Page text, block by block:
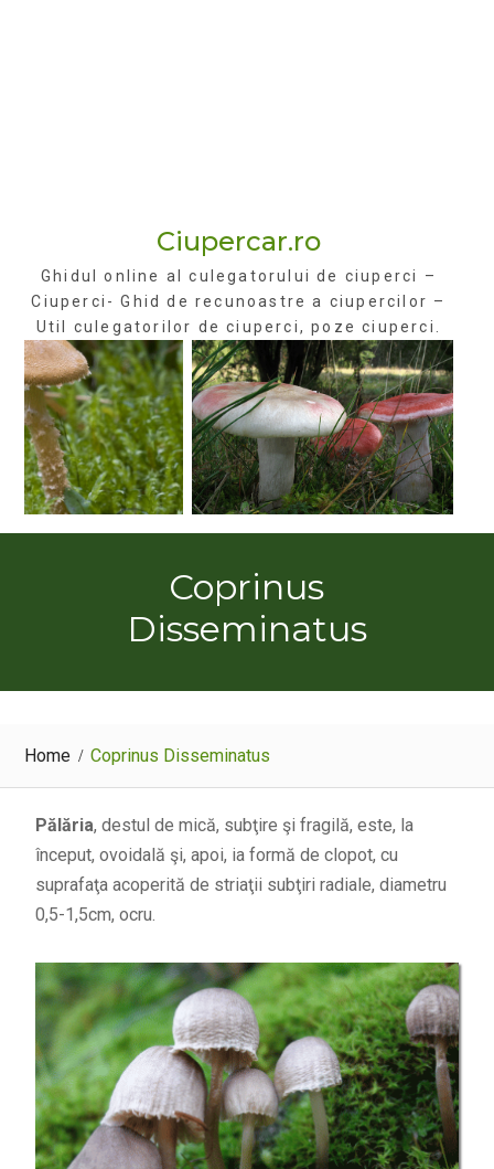
Ciupercar.ro
Ghidul online al culegatorului de ciuperci –
Ciuperci- Ghid de recunoastre a ciupercilor –
Util culegatorilor de ciuperci, poze ciuperci.
Coprinus
Disseminatus
Home Coprinus Disseminatus
Pălăria, destul de mică, subţire şi fragilă, este, la
început, ovoidală şi, apoi, ia formă de clopot, cu
suprafaţa acoperită de striaţii subţiri radiale, diametru
0,5-1,5cm, ocru.